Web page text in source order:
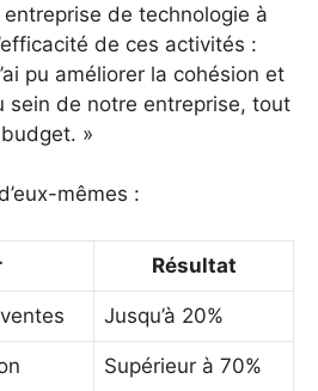
de technologie à
de ces activités :
pu améliorer la cohésion et
sein de notre entreprise, tout
»
mêmes :
Résultat
Jusqu’à 20%
Supérieur à 70%